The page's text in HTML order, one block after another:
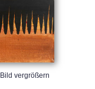
Bild vergrößern